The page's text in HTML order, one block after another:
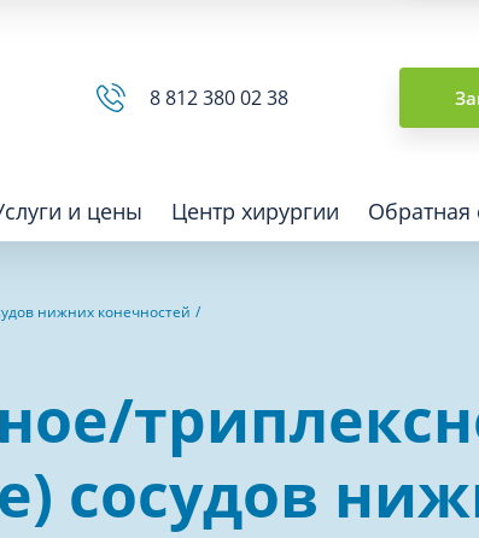
8 812 380 02 38
и цены
диагностика
физкультура после травм и
Офтальмология
Превентивная
Центр хирургии Обратная
нижних конечностей
сосудов